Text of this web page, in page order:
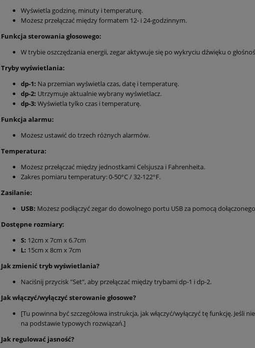
Akumulator - Bateria wymienna
do robota ILIFE A10 L100 A6 A8
W400 S8 Pro - Shinebot W450 -
14.4V 3200mAh
149,00 zł
Akumulator do iRobot
Wyświetla godzinę, minuty i temperaturę.
Możesz przełączać między formatem 12- i 24-godzinnym.
Funkcja sterowania głosowego:
W trybie oszczędzania energii, zegar aktywuje się po wykryciu dźwięku o
Tryby wyświetlania:
dp-1: Na przemian wyświetla czas, datę i temperaturę.
dp-2: Utrzymuje aktualnie wybrany wyświetlacz.
dp-3: Wyświetla tylko czas i temperaturę.
Funkcja alarmu:
Możesz ustawić do trzech różnych alarmów.
Temperatura:
Możesz przełączać między jednostkami Celsjusza i Fahrenheita.
Zakres pomiaru temperatury: 0-50°C / 32-122°F.
Zasilanie:
USB: Możesz podłączyć zegar do dowolnego portu USB za pomocą
Dostępne rozmiary:
S: 12cm x 7cm x 6.7cm
L: 15cm x 8cm x 7cm
Jak zmienić tryb wyświetlania?
Naciśnij przycisk "Set", aby przełączać między trybami dp-1 i dp-2.
Jak włączyć/wyłączyć sterowanie głosowe?
[Tu powinna być szczegółowa instrukcja, jak włączyć/wyłączyć tę funkcję. Jeśli
na podstawie typowych rozwiązań.]
Jak regulować jasność?